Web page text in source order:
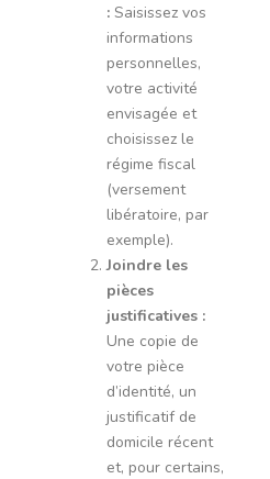
:Saisissez vos
informations
personnelles,
votre activité
envisagée et
choisissez le
régime fiscal
(versement
libératoire, par
exemple).
Joindre les
pièces
justificatives :
Une copie de
votre pièce
d’identité, un
justificatif de
domicile récent
et, pour certains,